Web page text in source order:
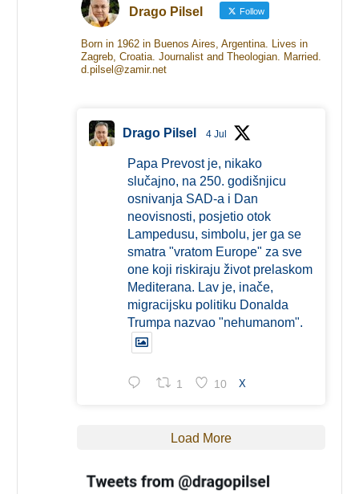
Drago Pilsel Follow
Born in 1962 in Buenos Aires, Argentina. Lives in
Zagreb, Croatia. Journalist and Theologian. Married.
d.pilsel@zamir.net
Drago Pilsel 4 Jul
Papa Prevost je, nikako
slučajno, na 250. godišnjicu
osnivanja SAD-a i Dan
neovisnosti, posjetio otok
Lampedusu, simbolu, jer ga se
smatra "vratom Europe" za sve
one koji riskiraju život prelaskom
Mediterana. Lav je, inače,
migracijsku politiku Donalda
Trumpa nazvao "nehumanom".
1 10 X
Load More